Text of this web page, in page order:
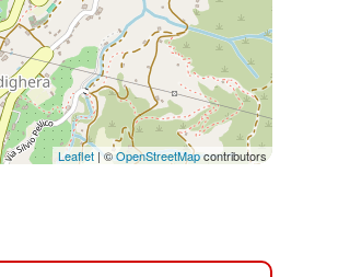
Leaflet | ©OpenStreetMapcontributors